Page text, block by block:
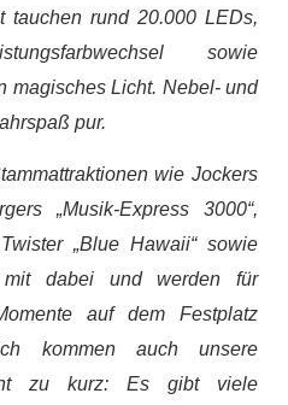
tauchen rund 20.000 LEDs,
sowie
magisches Licht. Nebel- und
pur.
wie Jockers
„Musik-Express 3000“,
„Blue Hawaii“ sowie
mit dabei und werden für
auf dem Festplatz
kommen auch unsere
zu kurz: Es gibt viele